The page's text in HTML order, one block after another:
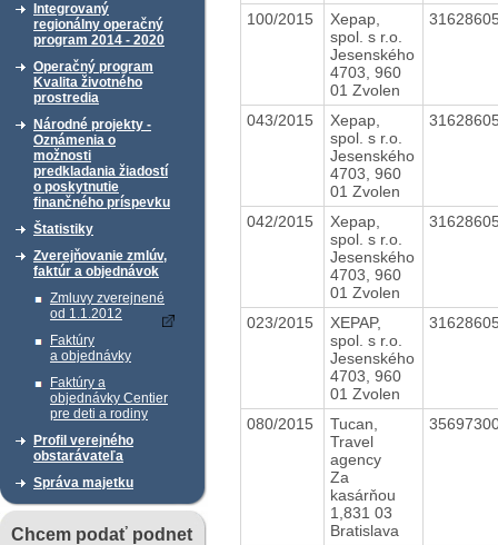
Integrovaný
regionálny operačný
program 2014 - 2020
Operačný program
Kvalita životného
prostredia
Národné projekty -
Oznámenia o
možnosti
predkladania žiadostí
o poskytnutie
finančného príspevku
Štatistiky
Zverejňovanie zmlúv,
faktúr a objednávok
Zmluvy zverejnené
od 1.1.2012
Faktúry
a objednávky
Faktúry a
objednávky Centier
pre deti a rodiny
Profil verejného
obstarávateľa
Správa majetku
Chcem podať podnet
100/2015
Xepap,
spol. s r.o.
Jesenského
4703, 960
01 Zvolen
043/2015
Xepap,
spol. s r.o.
Jesenského
4703, 960
01 Zvolen
042/2015
Xepap,
spol. s r.o.
Jesenského
4703, 960
01 Zvolen
023/2015
XEPAP,
spol. s r.o.
Jesenského
4703, 960
01 Zvolen
080/2015
Tucan,
Travel
agency
Za
kasárňou
1,831 03
Bratislava